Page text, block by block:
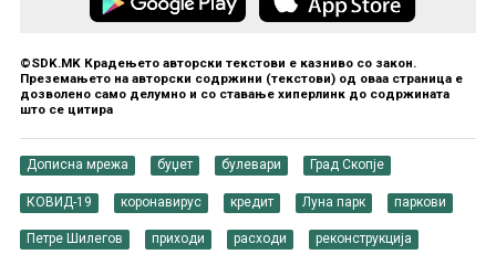
©SDK.MK Крадењето авторски текстови е казниво со закон.
Преземањето на авторски содржини (текстови) од оваа страница е
дозволено само делумно и со ставање хиперлинк до содржината
што се цитира
Дописна мрежа буџет булевари Град Скопје
КОВИД-19 коронавирус кредит Луна парк паркови
Петре Шилегов приходи расходи реконструкција